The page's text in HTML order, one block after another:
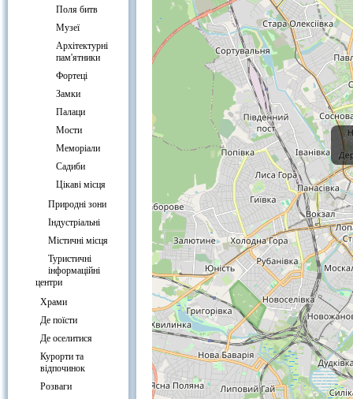
Поля битв
Музеї
Архітектурні
пам'ятники
Фортеці
Замки
Палаци
Мости
Меморіали
Садиби
Цікаві місця
Природні зони
Індустріальні
Містичні місця
Туристичні
інформаційні
центри
Храми
Де поїсти
Де оселитися
Курорти та
відпочинок
Розваги